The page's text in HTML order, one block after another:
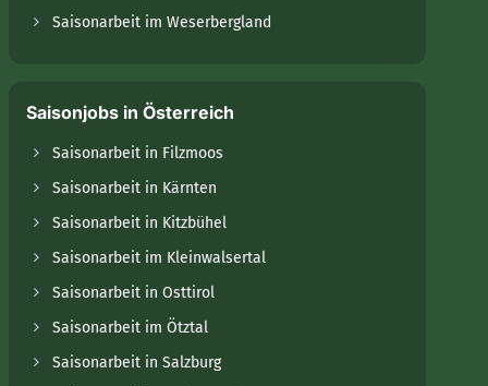
Saisonarbeit im Weserbergland
Saisonjobs in Österreich
Saisonarbeit in Filzmoos
Saisonarbeit in Kärnten
Saisonarbeit in Kitzbühel
Saisonarbeit im Kleinwalsertal
Saisonarbeit in Osttirol
Saisonarbeit im Ötztal
Saisonarbeit in Salzburg